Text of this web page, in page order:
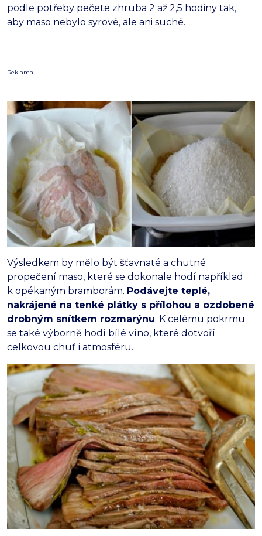
podle potřeby pečete zhruba 2 až 2,5 hodiny tak,
aby maso nebylo syrové, ale ani suché.
Reklama
Výsledkem by mělo být šťavnaté a chutné
propečení maso, které se dokonale hodí například
k opékaným bramborám. Podávejte teplé,
nakrájené na tenké plátky s přílohou a ozdobené
drobným snítkem rozmarýnu. K celému pokrmu
se také výborně hodí bílé víno, které dotvoří
celkovou chuť i atmosféru.